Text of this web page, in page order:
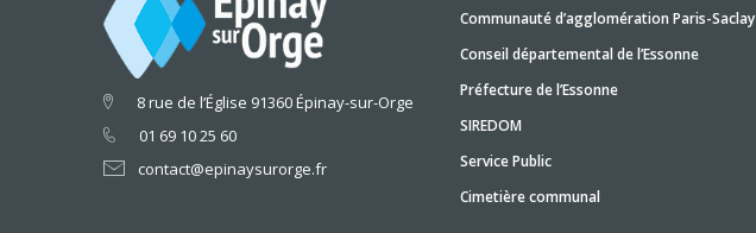
8 rue de l’Église 91360 Épinay-sur-Orge
01 69 10 25 60
contact@epinaysurorge.fr
Communauté d’agglomération Paris-Saclay
Conseil départemental de l’Essonne
Préfecture de l’Essonne
SIREDOM
Service Public
Cimetière communal